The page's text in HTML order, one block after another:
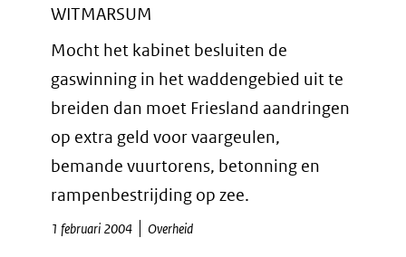
WITMARSUM
Mocht het kabinet besluiten de
gaswinning in het waddengebied uit te
breiden dan moet Friesland aandringen
op extra geld voor vaargeulen,
bemande vuurtorens, betonning en
rampenbestrijding op zee.
1 februari 2004 Overheid